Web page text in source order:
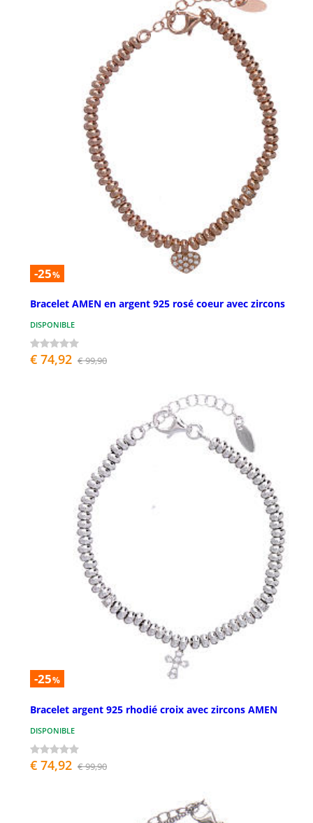
-25%
Bracelet AMEN en argent 925 rosé coeur avec zircons
DISPONIBLE
€ 74,92 € 99,90
-25%
Bracelet argent 925 rhodié croix avec zircons AMEN
DISPONIBLE
€ 74,92 € 99,90